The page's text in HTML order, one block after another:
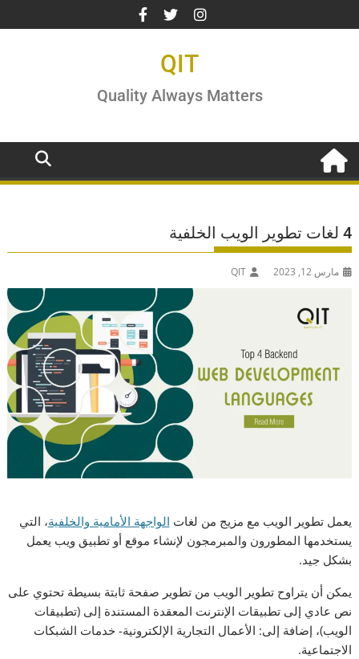
to
QIT
Quality Always Matters
4 لغات تطوير الويب الخلفية
مارس 12, 2023 QIT
يعمل تطوير الويب مع مزيج من لغات الواجهة الأمامية والخلفية، التي
يستخدمها المطورون والمبرمجون لإنشاء موقع أو تطبيق ويب يعمل
بشكل جيد.
يمكن أن يتراوح تطوير الويب من تطوير صفحة ثابتة بسيطة تحتوي على
نص عادي إلى تطبيقات الإنترنت المعقدة المستندة إلى (تطبيقات
الويب)، إضافة إلى: الأعمال التجارية الإلكترونية- خدمات الشبكات
الاجتماعية.